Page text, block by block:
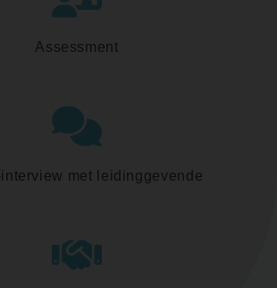
Assessment
met leidinggevende